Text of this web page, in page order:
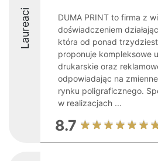
Laureaci
DUMA PRINT to firma z
doświadczeniem
która od ponad
proponuje kompleksowe
drukarskie oraz
odpowiadając na
rynku poligraficznego.
w realizacjach ...
8.7